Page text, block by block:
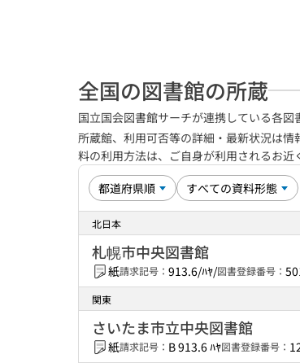
全国の図書館の所蔵
国立国会図書館サーチが連携している各図
所蔵館、利用可否等の詳細・最新状況は
料の利用方法は、ご自身が利用されるお
北日本
札幌市中央図書館
紙請求記号： 913.6/ﾊﾔ/図書登録番号：
関東
さいたま市立中央図書館
紙請求記号： B 913.6 ﾊﾔ図書登録番号：